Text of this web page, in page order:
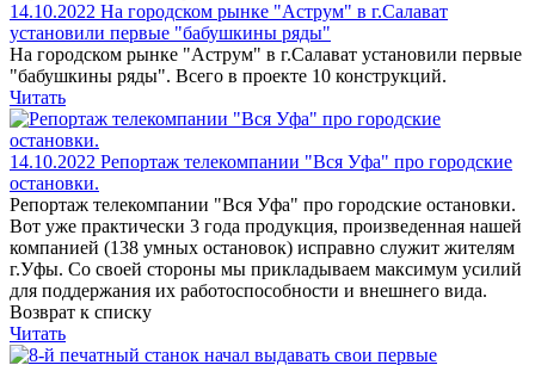
14.10.2022 На городском рынке "Аструм" в г.Салават
установили первые "бабушкины ряды"
На городском рынке "Аструм" в г.Салават установили первые
"бабушкины ряды". Всего в проекте 10 конструкций.
Читать
14.10.2022 Репортаж телекомпании "Вся Уфа" про городские
остановки.
Репортаж телекомпании "Вся Уфа" про городские остановки.
Вот уже практически 3 года продукция, произведенная нашей
компанией (138 умных остановок) исправно служит жителям
г.Уфы. Со своей стороны мы прикладываем максимум усилий
для поддержания их работоспособности и внешнего вида.
Возврат к списку
Читать